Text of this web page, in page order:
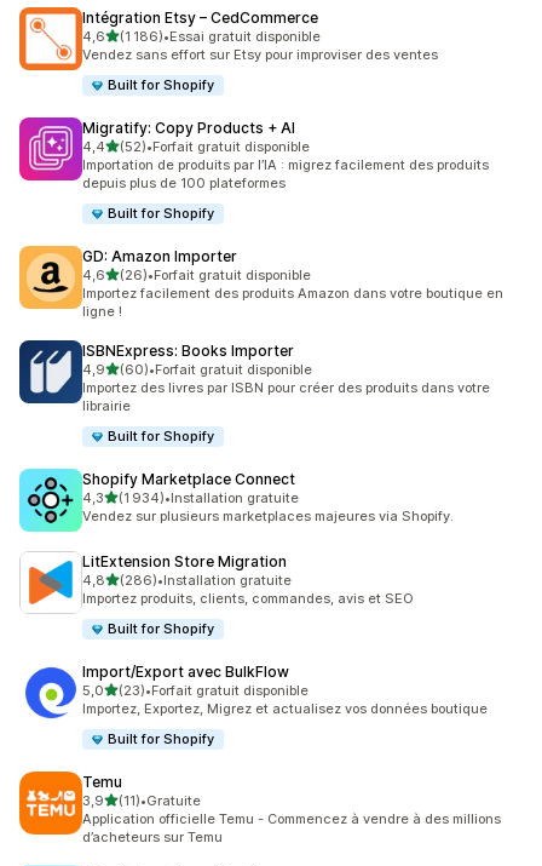
Intégration Etsy – CedCommerce
4,6étoile(s) sur 5
(1 186)
1186 avis au total
•Essai gratuit disponible
Vendez sans effort sur Etsy pour improviser des ventes
Built for Shopify
Migratify: Copy Products + AI
4,4étoile(s) sur 5
(52)
52 avis au total
•Forfait gratuit disponible
Importation de produits par l’IA : migrez facilement des produits
depuis plus de 100 plateformes
Built for Shopify
GD: Amazon Importer
4,6étoile(s) sur 5
(26)
26 avis au total
•Forfait gratuit disponible
Importez facilement des produits Amazon dans votre boutique en
ligne !
ISBNExpress: Books Importer
4,9étoile(s) sur 5
(60)
60 avis au total
•Forfait gratuit disponible
Importez des livres par ISBN pour créer des produits dans votre
librairie
Built for Shopify
Shopify Marketplace Connect
4,3étoile(s) sur 5
(1 934)
1934 avis au total
•Installation gratuite
Vendez sur plusieurs marketplaces majeures via Shopify.
LitExtension Store Migration
4,8étoile(s) sur 5
(286)
286 avis au total
•Installation gratuite
Importez produits, clients, commandes, avis et SEO
Built for Shopify
Import/Export avec BulkFlow
5,0étoile(s) sur 5
(23)
23 avis au total
•Forfait gratuit disponible
Importez, Exportez, Migrez et actualisez vos données boutique
Built for Shopify
Temu
3,9étoile(s) sur 5
(11)
11 avis au total
•Gratuite
Application officielle Temu - Commencez à vendre à des millions
d’acheteurs sur Temu